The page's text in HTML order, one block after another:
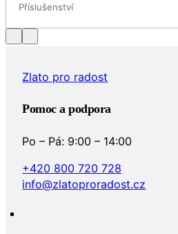
Příslušenství
Zlato pro radost
Pomoc a podpora
Po – Pá: 9:00 – 14:00
+420 800 720 728
info@zlatoproradost.cz